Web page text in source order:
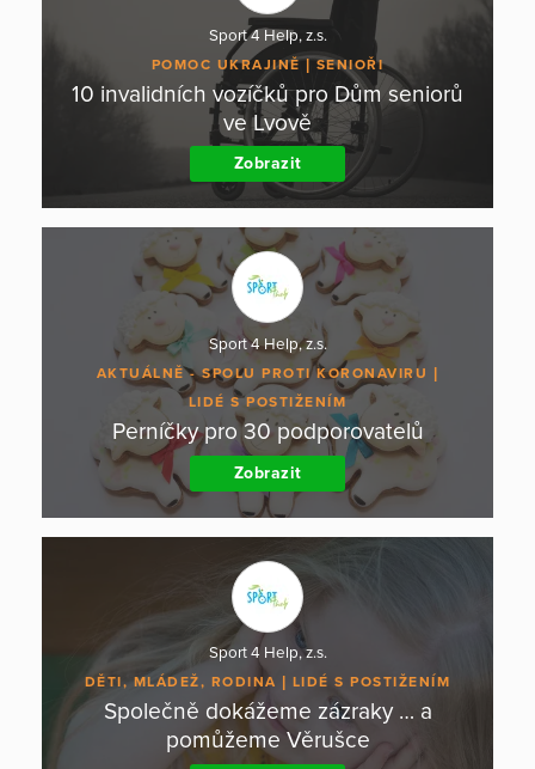
Sport 4 Help, z.s.
POMOC UKRAJINĚ SENIOŘI
10 invalidních vozíčků pro Dům seniorů
ve Lvově
Zobrazit
Sport 4 Help, z.s.
AKTUÁLNĚ - SPOLU PROTI KORONAVIRU
LIDÉ S POSTIŽENÍM
Perníčky pro 30 podporovatelů
Zobrazit
Sport 4 Help, z.s.
DĚTI, MLÁDEŽ, RODINA LIDÉ S POSTIŽENÍM
Společně dokážeme zázraky … a
pomůžeme Věrušce